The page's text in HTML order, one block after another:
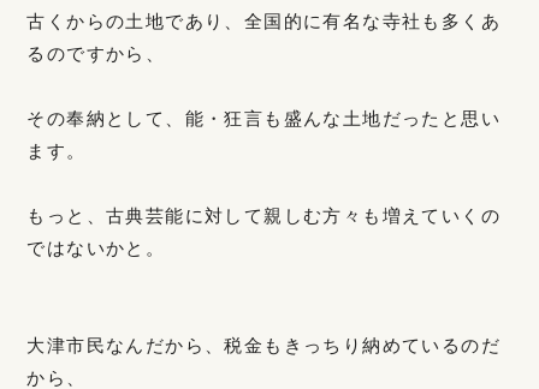
古くからの土地であり、全国的に有名な寺社も多くあ
るのですから、
その奉納として、能・狂言も盛んな土地だったと思い
ます。
もっと、古典芸能に対して親しむ方々も増えていくの
ではないかと。
大津市民なんだから、税金もきっちり納めているのだ
から、